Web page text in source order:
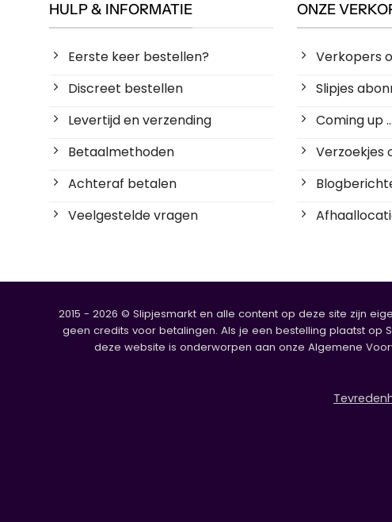
HULP & INFORMATIE
Eerste keer bestellen?
Discreet bestellen
Levertijd en verzending
Betaalmethoden
Achteraf betalen
Veelgestelde vragen
ONZE
Verkopers
Slipjes
Coming up ...
Verzoekjes
2015 - 2026 © Slipjesmarkt en alle content op deze site zijn
geen credits voor betalingen. Als je een bestelling plaatst op
deze website is onderworpen aan onze Algemene